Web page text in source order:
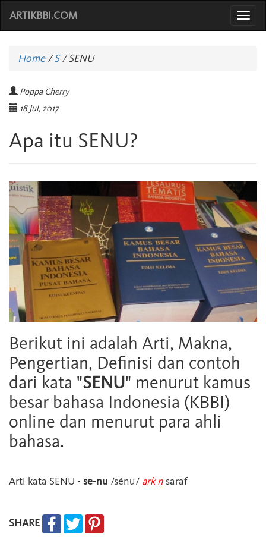
ARTIKBBI.COM
Home/S /SENU
Poppa Cherry
18 Jul, 2017
Apa itu SENU?
Berikut ini adalah Arti, Makna,
Pengertian, Definisi dan contoh
dari kata "SENU" menurut kamus
besar bahasa Indonesia (KBBI)
online dan menurut para ahli
bahasa.
Arti kata SENU - se-nu /sénu/ ark n saraf
SHARE